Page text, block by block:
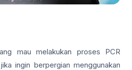
mau melakukan proses PCR
ingin berpergian menggunakan